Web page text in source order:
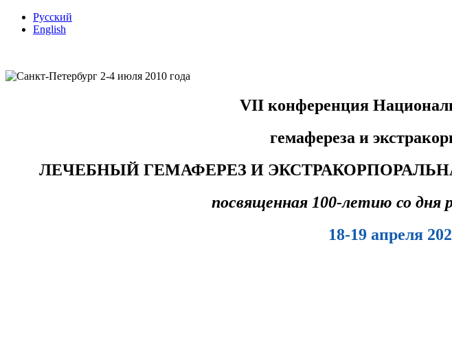
Русский
English
VII конференция
гемафереза и
ЛЕЧЕБНЫЙ ГЕМАФЕРЕЗ И
посвященная 100-летию со
18-19 апреля